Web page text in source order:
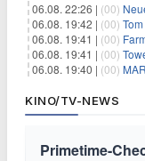
06.08. 22:26 | (00)
06.08. 19:42 | (00) Tom
06.08. 19:41 | (00)
06.08. 19:41 | (00) Tower
06.08. 19:40 | (00)
KINO/TV-NEWS
Primetime-